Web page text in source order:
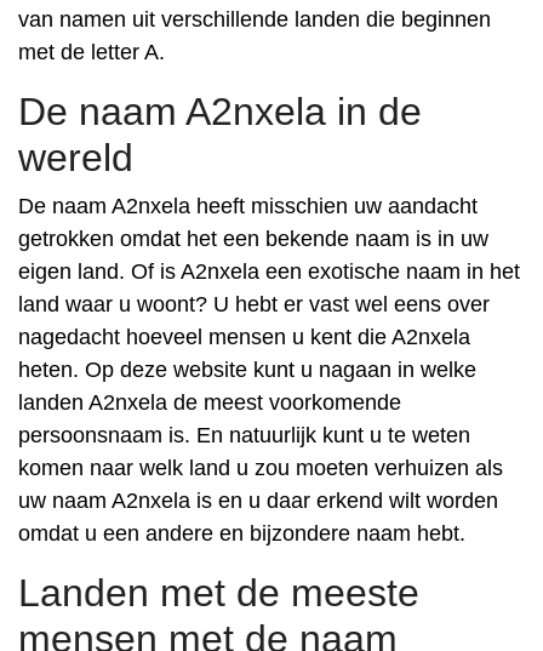
van namen uit verschillende landen die beginnen
met de letter A.
De naam A2nxela in de
wereld
De naam A2nxela heeft misschien uw aandacht
getrokken omdat het een bekende naam is in uw
eigen land. Of is A2nxela een exotische naam in het
land waar u woont? U hebt er vast wel eens over
nagedacht hoeveel mensen u kent die A2nxela
heten. Op deze website kunt u nagaan in welke
landen A2nxela de meest voorkomende
persoonsnaam is. En natuurlijk kunt u te weten
komen naar welk land u zou moeten verhuizen als
uw naam A2nxela is en u daar erkend wilt worden
omdat u een andere en bijzondere naam hebt.
Landen met de meeste
mensen met de naam